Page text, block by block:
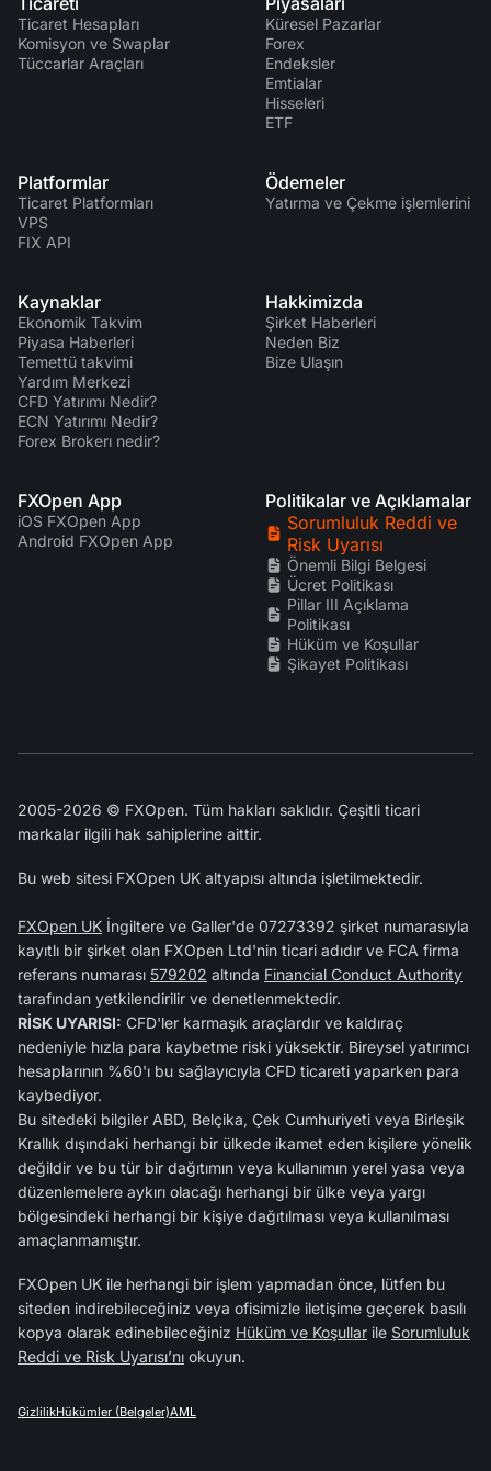
Ticaret Hesapları
Komisyon ve Swaplar
Tüccarlar Araçları
Küresel Pazarlar
Forex
Endeksler
Emtialar
Hisseleri
ETF
Platformlar
Ticaret Platformları
VPS
FIX API
Ödemeler
Yatırma ve Çekme işlemlerini
Kaynaklar
Ekonomik Takvim
Piyasa Haberleri
Temettü takvimi
Yardım Merkezi
CFD Yatırımı Nedir?
ECN Yatırımı Nedir?
Forex Brokerı nedir?
Hakkimizda
Şirket Haberleri
Neden Biz
Bize Ulaşın
FXOpen App
iOS FXOpen App
Android FXOpen App
Politikalar ve Açıklamalar
Sorumluluk Reddi ve
Risk Uyarısı
Önemli Bilgi Belgesi
Ücret Politikası
Pillar III Açıklama
Politikası
Hüküm ve Koşullar
Şikayet Politikası
2005-2026 © FXOpen. Tüm hakları saklıdır. Çeşitli ticari
markalar ilgili hak sahiplerine aittir.
Bu web sitesi FXOpen UK altyapısı altında işletilmektedir.
FXOpen UK İngiltere ve Galler'de 07273392 şirket numarasıyla
kayıtlı bir şirket olan FXOpen Ltd'nin ticari adıdır ve FCA firma
referans numarası 579202 altında Financial Conduct Authority
tarafından yetkilendirilir ve denetlenmektedir.
RİSK UYARISI: CFD'ler karmaşık araçlardır ve kaldıraç
nedeniyle hızla para kaybetme riski yüksektir. Bireysel yatırımcı
hesaplarının %60'ı bu sağlayıcıyla CFD ticareti yaparken para
kaybediyor.
Bu sitedeki bilgiler ABD, Belçika, Çek Cumhuriyeti veya Birleşik
Krallık dışındaki herhangi bir ülkede ikamet eden kişilere yönelik
değildir ve bu tür bir dağıtımın veya kullanımın yerel yasa veya
düzenlemelere aykırı olacağı herhangi bir ülke veya yargı
bölgesindeki herhangi bir kişiye dağıtılması veya kullanılması
amaçlanmamıştır.
FXOpen UK ile herhangi bir işlem yapmadan önce, lütfen bu
siteden indirebileceğiniz veya ofisimizle iletişime geçerek basılı
kopya olarak edinebileceğiniz Hüküm ve Koşullar ile Sorumluluk
Reddi ve Risk Uyarısı’nı okuyun.
GizlilikHükümler (Belgeler)AML